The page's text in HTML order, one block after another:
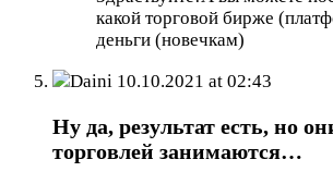
какой торговой бирже
деньги (новечкам)
Daini 10.10.2021 at 02:43
Ну да, результат есть, но
торговлей занимаются…